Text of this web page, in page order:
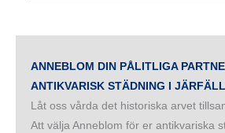
ANNEBLOM DIN PÅLITLIGA
ANTIKVARISK STÄDNING I
Låt oss vårda det historiska arvet
Att välja Anneblom för er antikvariska